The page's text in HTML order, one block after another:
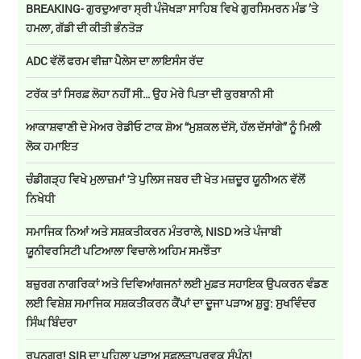
BREAKING- ਗੁਰਦੁਆਰਾ ਸ੍ਰੀ ਪੰਜੋਖੜਾ ਸਾਹਿਬ ਵਿਖੇ ਗੁਰਸਿਮਰਨ ਮੰਡ ’ਤੇ
ਹਮਲਾ, ਗੱਡੀ ਦੀ ਕੀਤੀ ਭੰਨਤੋੜ
ADC ਵੱਲੋਂ ਫਰਮ ਵੀਜ਼ਾ ਪੈਲੇਸ ਦਾ ਲਾਇਸੰਸ ਰੱਦ
ਟਰੱਕ ਤਾਂ ਸਿਰਫ਼ ਲੋਹਾ ਨਹੀਂ ਸੀ… ਉਹ ਮੇਰੇ ਪਿਤਾ ਦੀ ਕੁਰਬਾਨੀ ਸੀ
ਆਕਾਸ਼ਵਾਣੀ ਦੇ ਮੇਅਰ ਰੇਡੀਓ ਟਾਕ ਸ਼ੋਅ “ਮੁਸ਼ਕਲ ਦੱਸੋ, ਹੱਲ ਦੱਸਾਂਗੇ” ਨੂੰ ਮਿਲੀ
ਲੋਕ ਹਮਾਇਤ
ਚੰਡੀਗੜ੍ਹ ਵਿਖੇ ਮੁਲਾਜ਼ਮਾਂ 'ਤੇ ਪੁਲਿਸ ਜਬਰ ਦੀ ਖੇਤ ਮਜ਼ਦੂਰ ਯੂਨੀਅਨ ਵੱਲੋਂ
ਨਿਖੇਧੀ
ਸਮਾਜਿਕ ਨਿਆਂ ਅਤੇ ਸਸ਼ਕਤੀਕਰਨ ਮੰਤਰਾਲੇ, NISD ਅਤੇ ਪੰਜਾਬੀ
ਯੂਨੀਵਰਸਿਟੀ ਪਟਿਆਲਾ ਵਿਚਾਲੇ ਅਹਿਮ ਸਮਝੌਤਾ
ਬਜ਼ੁਰਗ ਨਾਗਰਿਕਾਂ ਅਤੇ ਦਿਵਿਆਂਗਜਨਾਂ ਲਈ ਮੁਫ਼ਤ ਸਹਾਇਕ ਉਪਕਰਨ ਵੰਡਣ
ਲਈ ਵਿਸ਼ੇਸ਼ ਸਮਾਜਿਕ ਸਸ਼ਕਤੀਕਰਨ ਕੈਂਪਾਂ ਦਾ ਦੂਜਾ ਪੜਾਅ ਸ਼ੁਰੂ: ਸੁਖਵਿੰਦਰ
ਸਿੰਘ ਬਿੰਦਰਾ
ਰੂਪਨਗਰ! SIR ਦਾ ਪਹਿਲਾ ਪੜਾਅ ਸਫ਼ਲਤਾਪੂਰਵਕ ਸੰਪੰਨ!